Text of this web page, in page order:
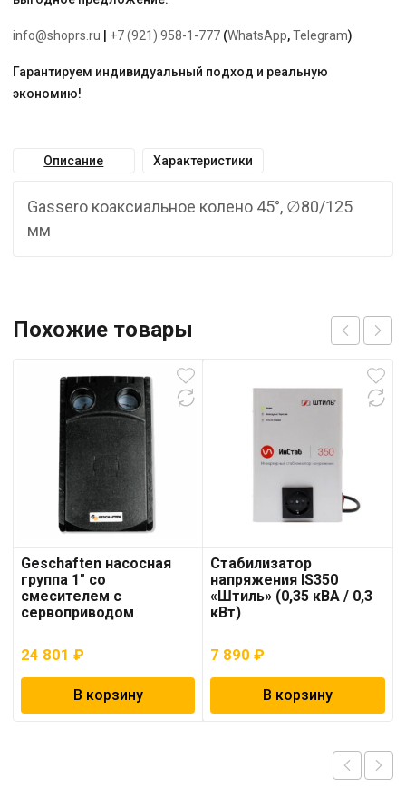
info@shoprs.ru +7 (921) 958-1-777 (WhatsApp,Telegram)
Гарантируем индивидуальный подход и реальную
экономию!
Описание Характеристики
Gassero коаксиальное колено 45°, ∅80/125
мм
Похожие товары
Geschaften насосная
группа 1″ со
смесителем с
сервоприводом
24 801 ₽
В корзину
Стабилизатор
напряжения IS350
«Штиль» (0,35 кВА / 0,3
кВт)
7 890₽
В корзину